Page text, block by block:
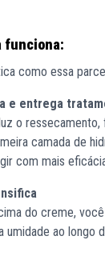
funciona:
como essa
e entrega
o
camada de
com mais
do creme,
umidade ao longo